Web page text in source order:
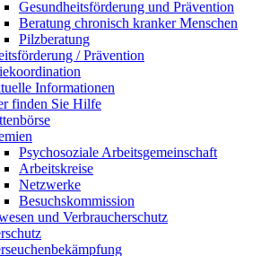
Gesundheitsförderung und Prävention
Beratung chronisch kranker Menschen
Pilzberatung
/ Prävention
Informationen
finden Sie Hilfe
Psychosoziale Arbeits­gemeinschaft
Arbeitskreise
Netzwerke
Besuchskommission
und Verbraucherschutz